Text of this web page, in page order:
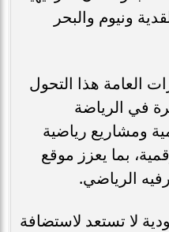
ونيوم والبحر
العامة هذا التحول
في الرياضة
ومشاريع رياضية
بما يعزز موقع
الرياضي.
لا تستعد لاستضافة